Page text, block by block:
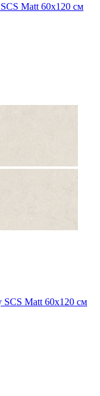
Matt 60x120 см
SCS Matt 60x120 см